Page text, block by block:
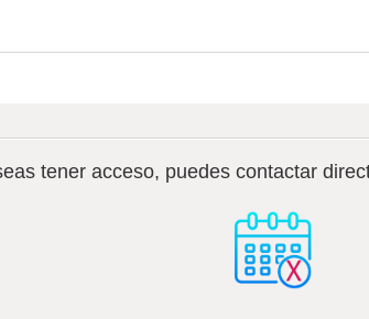
tener acceso, puedes contactar